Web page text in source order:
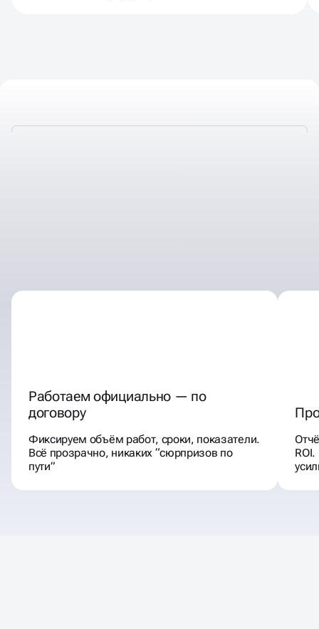
ВЫБИРАЮТ НАС ДЛЯ
Работаем официально — по
договору
Фиксируем объём работ, сроки, показатели.
Всё прозрачно, никаких “сюрпризов по
пути”